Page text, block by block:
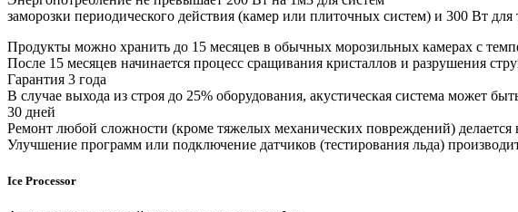
заморозки периодического действия (камер или плиточных систем) и 300 Вт для
Продукты можно хранить до 15 месяцев в обычных морозильных камерах с
После 15 месяцев начинается процесс сращивания кристаллов и разрушения
Гарантия 3 года
В случае выхода из строя до 25% оборудования, акустическая система может
30 дней
Ремонт любой сложности (кроме тяжелых механических повреждений) делается
Улучшение программ или подключение датчиков (тестирования льда)
Ice Processor